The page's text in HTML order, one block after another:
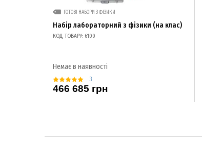
ГОТОВІ НАБОРИ З ФІЗИКИ
Набір лабораторний з фізики (на клас)
КОД ТОВАРУ: 6100
Немає в наявності
3
466 685 грн